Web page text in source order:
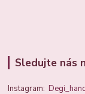
Sledujte nás
Instagram: